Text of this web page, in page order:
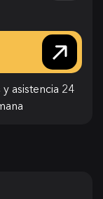
asistencia 24